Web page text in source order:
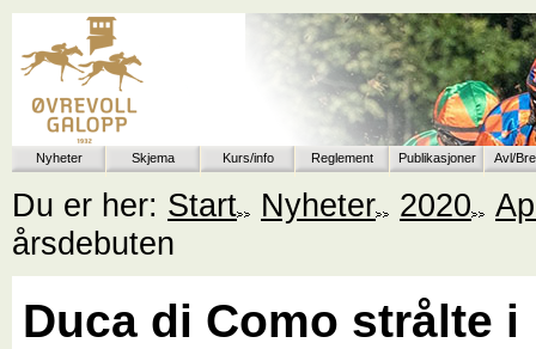
Nyheter Skjema Kurs/info Reglement Publikasjoner Avl/
Du er her: Start Nyheter 2020
årsdebuten
Duca di Como strålte i